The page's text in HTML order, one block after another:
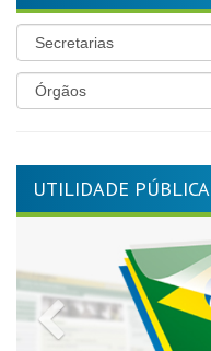
UTILIDADE PÚBLICA
Previous